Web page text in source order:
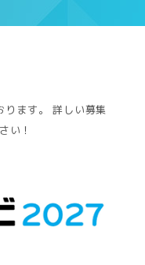
ります。 詳しい募集
い！